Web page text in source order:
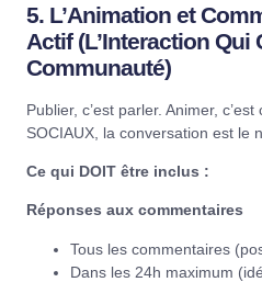
5. L’Animation et
Actif (L’Interaction Qui
Communauté)
Publier, c’est parler. Animer,
SOCIAUX, la conversation est le
Ce qui DOIT être inclus :
Réponses aux commentaires
Tous les commentaires
Dans les 24h maximum